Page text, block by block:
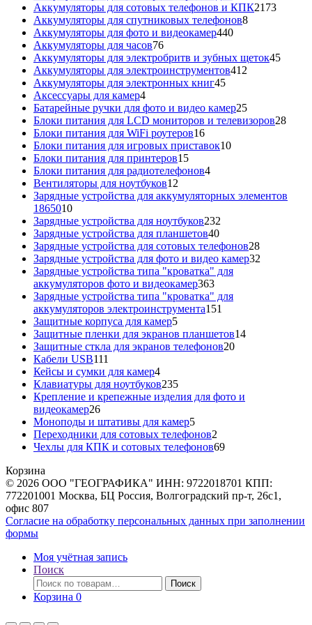
товаров
Аккумуляторы для сотовых телефонов и КПК21732173
Аккумуляторы для спутниковых телефонов88
Аккумуляторы для фото и видеокамер440440
Аккумуляторы для часов7676
товаров
Аккумуляторы для электробритв и зубных щеток4545
Аккумуляторы для электроинструментов412
Аккумуляторы для электронных книг4545
Аксессуары для камер44
товара
Батарейные ручки для фото и видео камер2525
товаров
Блоки питания для LCD мониторов и телевизоров2828
Блоки питания для WiFi роутеров1616
товаров
Блоки питания для игровых приставок1010
Блоки питания для принтеров1515
товаров
Блоки питания для радиотелефонов44
Вентиляторы для ноутбуков12
товаров
Зарядные устройства для аккумуляторных элементов
186501010
товаров
Зарядные устройства для ноутбуков232
Зарядные устройства для планшетов4040
товаров
Зарядные устройства для сотовых телефонов2828
товаров
Зарядные устройства для фото и видео камер32
Зарядные устройства типа "кроватка" для
аккумуляторов фото и видеокамер363363
товара
Зарядные устройства типа "кроватка" для
аккумуляторов электроинструмента151
Защитные корпуса для камер55
товаров
Защитные пленки для экранов планшетов1414
Защитные сткла для экранов телефонов2020
Кабели USB111
товаров
Кейсы и сумки для камер44
товара
Клавиатуры для ноутбуков235235
товаров
Крепление и крепежные изделия для фото и
видеокамер2626
товаров
Моноподы и штативы для камер55
товаров
Переходники для сотовых телефонов2
товара
Чехлы для КПК и сотовых телефонов6969
Корзина
© 2026 ООО "ГЕОГРАФИКА" ИНН: 9722018701 КПП:
772201001 Москва, БЦ Россия, Волгоградский пр-т, 26с1,
офис 807
Согласие на обработку персональных данных при заполнении
формы
Моя учётная запись
Поиск
Искать:
Поиск
Корзина 0